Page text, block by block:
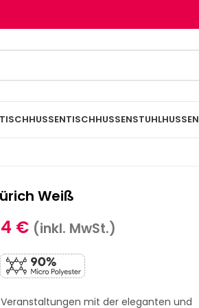
TISCHHUSSENSTUHLHUSSEN
Weiß
€ (inkl. MwSt.)
Veranstaltungen mit der eleganten und